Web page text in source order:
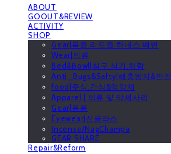
ABOUT
GOOUT&REVIEW
ACTIVITY
SHOP
Gear|목줄.리드줄.하네스.배변
Wear|의류
Bed&Bowl|침구.식기.차량
Anti_Bugs&Safty|해충방지&안전
food|주식.간식&영양제
Apparel | 의류 및 악세사리
Gear|용품
Eyewear|선글라스
Incense/NagChampa
GEAR SHARE
Repair&Reform